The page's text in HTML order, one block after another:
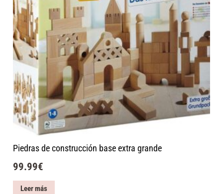
Piedras de construcción base extra grande
99.99€
Leer más